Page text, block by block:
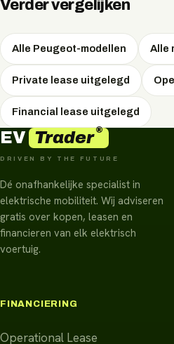
Verder vergelijken
Alle Peugeot-modellen Alle
Private lease uitgelegd
Financial lease uitgelegd
EV Trader®
DRIVEN BY THE FUTURE
Dé onafhankelijke specialist in
elektrische mobiliteit. Wij adviseren
gratis over kopen, leasen en
financieren van elk elektrisch
voertuig.
FINANCIERING
Operational Lease